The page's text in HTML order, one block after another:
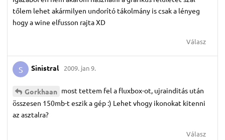
tőlem lehet akármilyen undorító tákolmány is csak a lényeg
hogy a wine elfusson rajta XD
Válasz
S Sinistral 2009. jan 9.
Gorkhaan most tettem fel a fluxbox-ot, ujrainditás után
összesen 150mb-t eszik a gép :) Lehet vhogy ikonokat kitenni
az asztalra?
Válasz